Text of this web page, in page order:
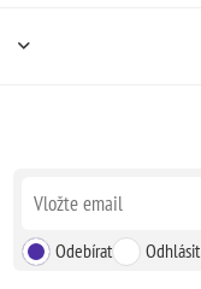
Odebírat Odhlásit